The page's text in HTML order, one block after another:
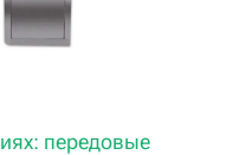
передовые